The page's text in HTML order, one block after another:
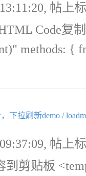
帖上
Code复
methods: {
下拉刷新demo /
帖上
剪贴板